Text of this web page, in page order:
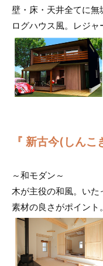
壁・床・天井全てに
ログハウス風。レジャ
『 新古今(しん
～和モダン～
木が主役の和風。いた
素材の良さがポイント。